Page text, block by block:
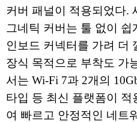
커버 패널이 적용되었다.
그네틱 커버는 툴 없이 쉽
인보드 커넥터를 가려 더
장식 목적으로 부착도 가
서는 Wi-Fi 7과 2개의
타입 등 최신 플랫폼이
여 빠르고 안정적인 네트